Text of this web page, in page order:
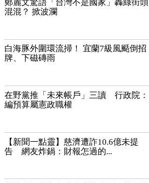
鄭麗文驚語「台灣不是國家」轟綠街頭
混混？ 掀波瀾
白海豚外圍環流掃！ 宜蘭7級風颳倒招
牌、下磁磚雨
在野黨推「未來帳戶」三讀 行政院：
編預算屬憲政職權
【新聞一點靈】慈濟遭詐10.6億未提
告 網友炸鍋：財報怎過的...